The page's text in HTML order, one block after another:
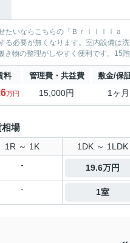
たいならこちらの「Ｂｒｉｌｌｉ
る必要が無くなります。室内設備は
き物の整理がしやすく便利です。15
料 管理費・共益費 敷金/保
万円 15,000円 1ヶ月
相場
1R ～ 1K 1DK ～ 1LDK
- 19.6万円
- 1室